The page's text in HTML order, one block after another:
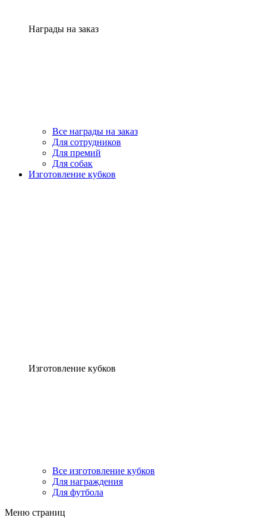
Награды на заказ
Все награды на заказ
Для сотрудников
Для премий
Для собак
Изготовление кубков
Изготовление кубков
Все изготовление кубков
Для награждения
Для футбола
Меню страниц